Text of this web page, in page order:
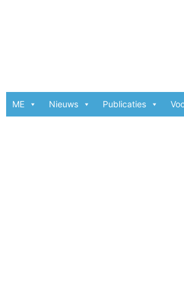
ME Nieuws Publicaties